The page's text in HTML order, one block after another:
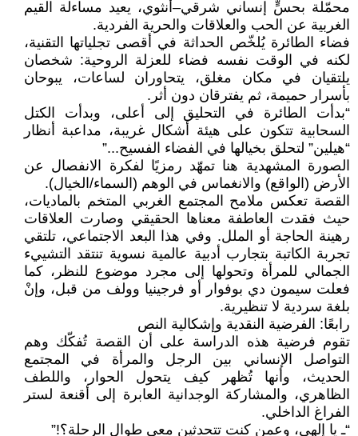
محمّلة بحسٍّ إنساني شرقي–أنثوي، يعيد مساءلة القيم
الغربية عن الحب والعلاقات والحرية الفردية.
فضاء الطائرة يُلخّص الحداثة في أقصى تجلياتها التقنية،
لكنه في الوقت نفسه فضاء للعزلة الروحية: شخصان
يلتقيان في مكان مغلق، يتحاوران لساعات، يبوحان
بأسرار حميمة، ثم يفترقان دون أثر.
“بدأت الطائرة في التحليق إلى أعلى، وبدأت الكتل
السحابية تتكون على هيئة أشكال غريبة، مداعبة أنظار
“هيلين” لتحلق بخيالها في الفضاء الفسيح...”
الصورة المشهدية هنا تمهّد رمزيًا لفكرة الانفصال عن
الأرض (الواقع) والانغماس في الوهم (السماء/الخيال).
القصة تعكس ملامح المجتمع الغربي المتخم بالماديات،
حيث فقدت العاطفة معناها الحقيقي وصارت العلاقات
رهينة الحاجة أو الملل. وفي هذا البعد الاجتماعي، تلتقي
تجربة الكاتبة بتجارب أدبية عالمية نسوية تنتقد التشييء
الجمالي للمرأة وتحولها إلى مجرد موضوع للنظر، كما
فعلت سيمون دي بوفوار أو فرجينيا وولف من قبل، وإنْ
بلغة سردية لا تنظيرية.
رابعًا: الفرضية النقدية وإشكالية النص
تقوم فرضية هذه الدراسة على أن القصة تُفكّك وهم
التواصل الإنساني بين الرجل والمرأة في المجتمع
الحديث، وأنها تُظهر كيف يتحول الحوار، واللطف
الظاهري، والمشاركة الوجدانية العابرة إلى أقنعة لستر
الفراغ الداخلي.
“ـ يا إلهي، وعمن كنت تتحدثين معي طوال الرحلة؟!”